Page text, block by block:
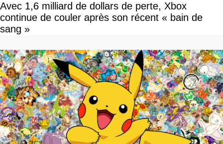
Avec 1,6 milliard de dollars de perte, Xbox
continue de couler après son récent « bain de
sang »